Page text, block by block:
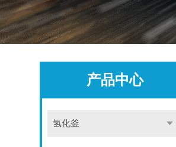
产品中心
氢化釜